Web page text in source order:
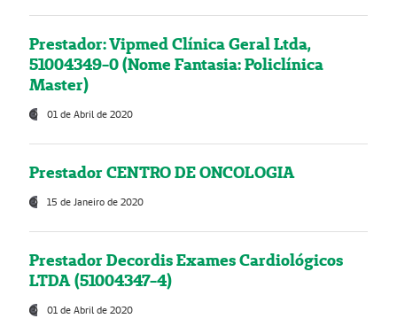
Prestador: Vipmed Clínica Geral Ltda,
51004349-0 (Nome Fantasia: Policlínica
Master)
01 de Abril de 2020
Prestador CENTRO DE ONCOLOGIA
15 de Janeiro de 2020
Prestador Decordis Exames Cardiológicos
LTDA (51004347-4)
01 de Abril de 2020